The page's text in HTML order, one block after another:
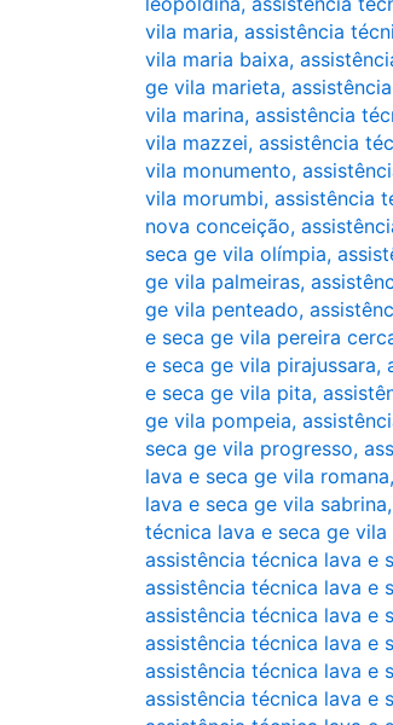
vila maria, assistência
vila maria baixa,
ge vila marieta,
vila marina, assistência
vila mazzei, assistência
vila monumento,
vila morumbi, assistência
nova conceição,
seca ge vila olímpia,
ge vila palmeiras,
ge vila penteado,
e seca ge vila pereira
e seca ge vila pirajussara,
e seca ge vila pita,
ge vila pompeia,
seca ge vila progresso,
lava e seca ge vila romana,
lava e seca ge vila sabrina,
técnica lava e seca ge vila
assistência técnica lava e
assistência técnica lava e
assistência técnica lava e
assistência técnica lava e
assistência técnica lava e
assistência técnica lava e